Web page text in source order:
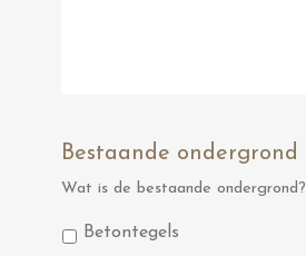
Bestaande ondergrond
Wat is de bestaande ondergrond?
Betontegels